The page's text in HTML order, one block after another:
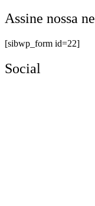
Assine nossa
[sibwp_form id=22]
Social